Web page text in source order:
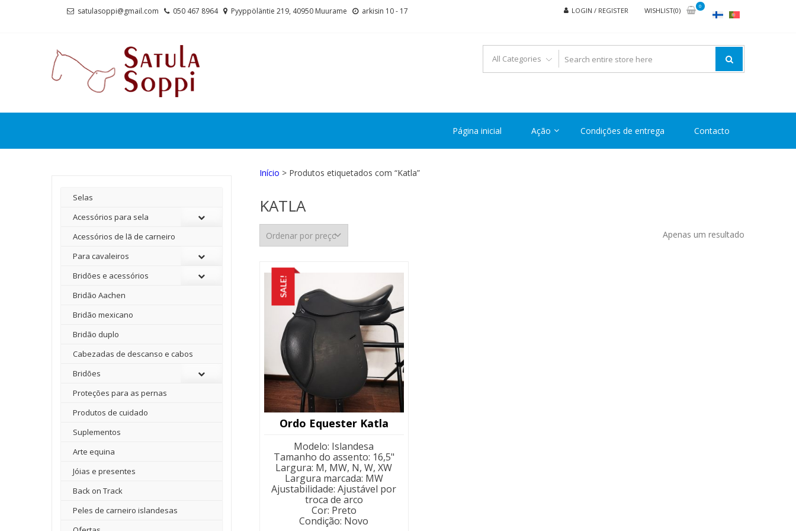
satulasoppi@gmail.com 050 467 8964 Pyyppöläntie 219, 40950 Muurame arkisin 10 - 17 LOGIN / REGISTER WISHLIST(0)
0
Página inicial Ação Condições de entrega Contacto
Início > Produtos etiquetados com “Katla”
KATLA
Apenas um resultado
SALE!
Ordo Equester Katla
Modelo: Islandesa
Tamanho do assento: 16,5"
Largura: M, MW, N, W, XW
Largura marcada: MW
Ajustabilidade:Ajustável por
troca de arco
Cor: Preto
Condição: Novo
Selas
Acessórios para sela
Acessórios de lã de carneiro
Para cavaleiros
Bridões e acessórios
Bridão Aachen
Bridão mexicano
Bridão duplo
Cabezadas de descanso e cabos
Bridões
Proteções para as pernas
Produtos de cuidado
Suplementos
Arte equina
Jóias e presentes
Back on Track
Peles de carneiro islandesas